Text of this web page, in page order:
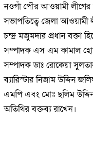
নওগাঁ পৌর আওয়ামী
সভাপতিত্বে জেলা আওয়ামী
চন্দ্র মজুমদার প্রধান বক্তা
সম্পাদক এস এম কামাল
সম্পাদক ডাঃ রোকেয়া
ব্যারিস্টার নিজাম উদ্দিন
এমপি এবং মোঃ ছলিম
অতিথির বক্তব্য রাখেন।